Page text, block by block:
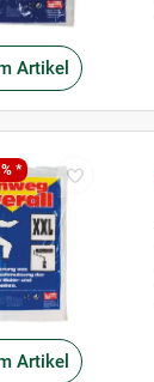
Artikel
Artikel
*